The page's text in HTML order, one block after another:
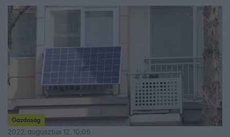
Gazdaság
2022. augusztus 12. 10:05